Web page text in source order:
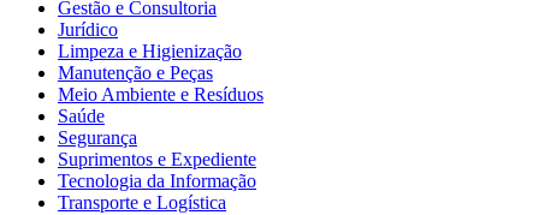
Gestão e Consultoria
Jurídico
Limpeza e Higienização
Manutenção e Peças
Meio Ambiente e Resíduos
Saúde
Segurança
Suprimentos e Expediente
Tecnologia da Informação
Transporte e Logística